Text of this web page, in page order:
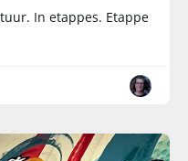
In etappes. Etappe